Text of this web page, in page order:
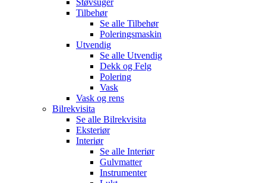
Tilbehør
Se alle Tilbehør
Poleringsmaskin
Utvendig
Se alle Utvendig
Dekk og Felg
Polering
Vask
Vask og rens
Bilrekvisita
Se alle Bilrekvisita
Eksteriør
Interiør
Se alle Interiør
Gulvmatter
Instrumenter